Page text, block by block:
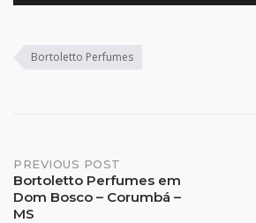
Bortoletto Perfumes
Post
navigation
PREVIOUS POST
Bortoletto Perfumes em
Dom Bosco – Corumbá –
MS